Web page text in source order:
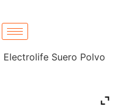
Electrolife Suero Polvo